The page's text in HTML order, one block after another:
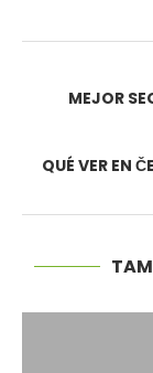
MEJOR
QUÉ VER EN